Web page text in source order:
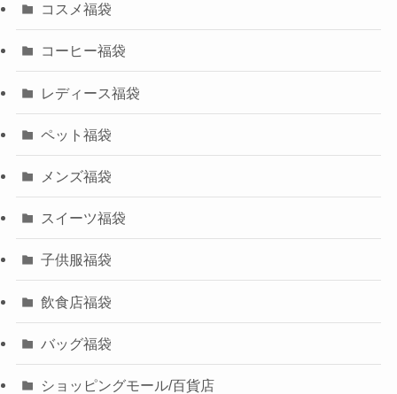
コスメ福袋
コーヒー福袋
レディース福袋
ペット福袋
メンズ福袋
スイーツ福袋
子供服福袋
飲食店福袋
バッグ福袋
ショッピングモール/百貨店